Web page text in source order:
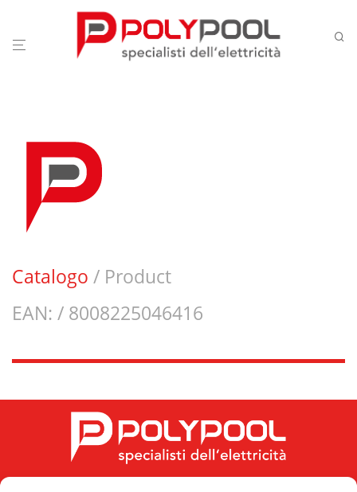
Catalogo / Product
EAN: / 8008225046416